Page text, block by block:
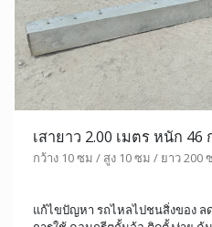
เสายาว 2.00 เมตร หนัก 46
กว้าง 10 ซม / สูง 10 ซม / ยาว 200
แก้ไขปัญหา รถไหลไปชนสิ่งของ ล